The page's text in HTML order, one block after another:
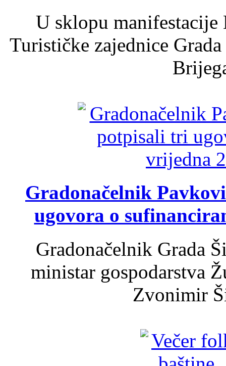
U sklopu
Turističke zajednice
Gradonačelnik
ugovora o
Gradonačelnik Grada
ministar gospodarstva
Zvonimir